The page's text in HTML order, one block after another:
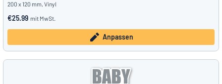
200 x 120 mm, Vinyl
€25.99 mit MwSt.
Anpassen